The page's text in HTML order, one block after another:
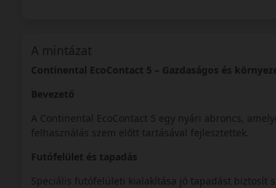
A mintázat
Continental EcoContact 5 – Gazdaságos és
Bevezető
A Continental EcoContact 5 egy nyári abroncs,
felhasználás szem előtt tartásával fejlesztettek.
Futófelület és tapadás
Speciális futófelületi kialakítása jó tapadást biztosít